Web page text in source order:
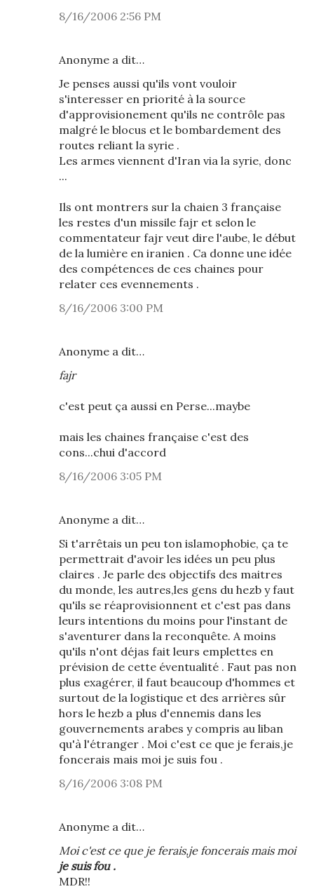
8/16/2006 2:56 PM
Anonyme a dit…
Je penses aussi qu'ils vont vouloir
s'interesser en priorité à la source
d'approvisionement qu'ils ne contrôle pas
malgré le blocus et le bombardement des
routes reliant la syrie .
Les armes viennent d'Iran via la syrie, donc
...
Ils ont montrers sur la chaien 3 française
les restes d'un missile fajr et selon le
commentateur fajr veut dire l'aube, le début
de la lumière en iranien . Ca donne une idée
des compétences de ces chaines pour
relater ces evennements .
8/16/2006 3:00 PM
Anonyme a dit…
fajr
c'est peut ça aussi en Perse...maybe
mais les chaines française c'est des
cons...chui d'accord
8/16/2006 3:05 PM
Anonyme a dit…
Si t'arrêtais un peu ton islamophobie, ça te
permettrait d'avoir les idées un peu plus
claires . Je parle des objectifs des maitres
du monde, les autres,les gens du hezb y faut
qu'ils se réaprovisionnent et c'est pas dans
leurs intentions du moins pour l'instant de
s'aventurer dans la reconquête. A moins
qu'ils n'ont déjas fait leurs emplettes en
prévision de cette éventualité . Faut pas non
plus exagérer, il faut beaucoup d'hommes et
surtout de la logistique et des arrières sûr
hors le hezb a plus d'ennemis dans les
gouvernements arabes y compris au liban
qu'à l'étranger . Moi c'est ce que je ferais,je
foncerais mais moi je suis fou .
8/16/2006 3:08 PM
Anonyme a dit…
Moi c'est ce que je ferais,je foncerais mais moi
je suis fou .
MDR!!